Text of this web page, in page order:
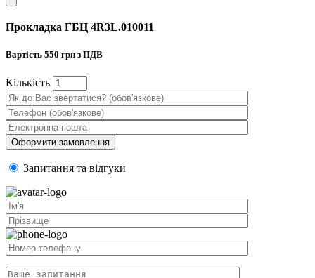
Прокладка ГБЦ 4R3L.010011
Вартість 550 грн з ПДВ
Кiлькiсть
Запитання та вiдгуки